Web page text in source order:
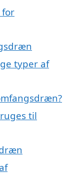
for
typer af
til